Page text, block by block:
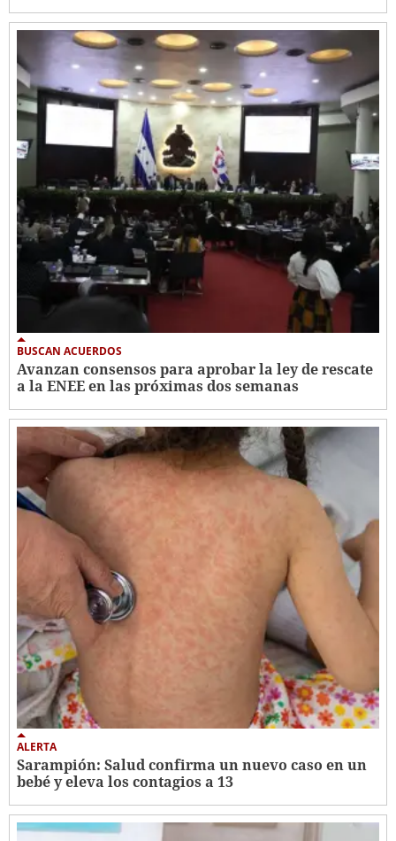
BUSCAN ACUERDOS
Avanzan consensos para aprobar la ley de rescate
a la ENEE en las próximas dos semanas
ALERTA
Sarampión: Salud confirma un nuevo caso en un
bebé y eleva los contagios a 13